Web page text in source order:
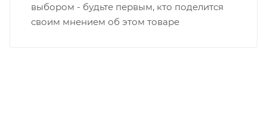
выбором - будьте первым, кто поделится
своим мнением об этом товаре